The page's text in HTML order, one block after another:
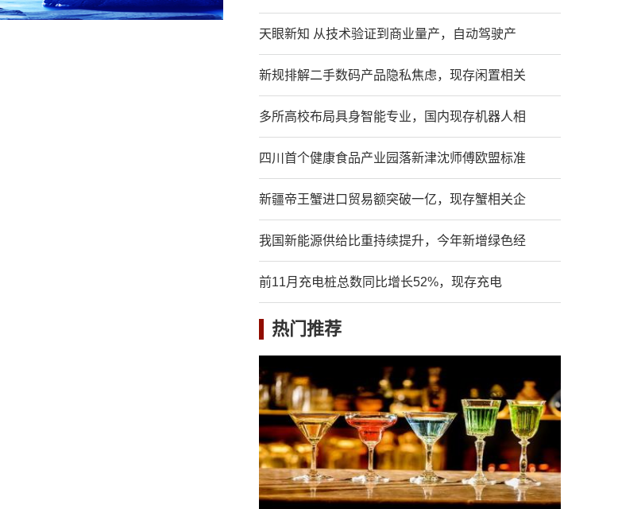
天眼新知 从技术验证到商业量产，自动驾驶产
新规排解二手数码产品隐私焦虑，现存闲置相关
多所高校布局具身智能专业，国内现存机器人相
四川首个健康食品产业园落新津沈师傅欧盟标准
新疆帝王蟹进口贸易额突破一亿，现存蟹相关企
我国新能源供给比重持续提升，今年新增绿色经
前11月充电桩总数同比增长52%，现存充电
热门推荐